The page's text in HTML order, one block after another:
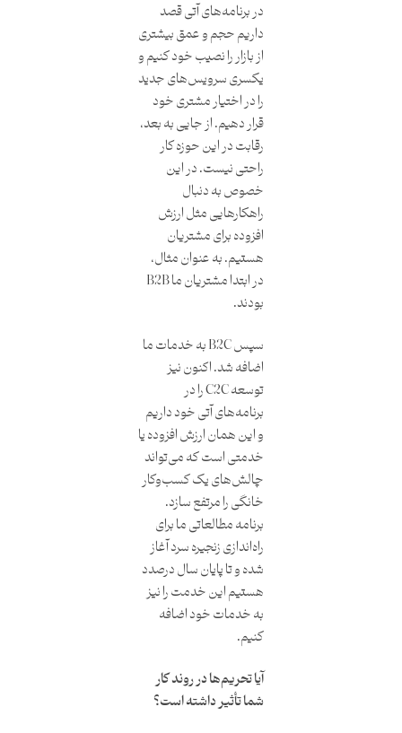
در برنامه‌های آتی قصد
داریم حجم و عمق بیشتری
از بازار را نصیب خود کنیم و
یکسری سرویس‌های جدید
را در اختیار مشتری خود
قرار دهیم. از جایی به بعد،
رقابت در این حوزه کار
راحتی نیست. در این
خصوص به دنبال
راهکارهایی مثل ارزش
افزوده برای مشتریان
هستیم. به عنوان مثال،
در ابتدا مشتریان ما B2B
بودند.
سپس B2C به خدمات ما
اضافه شد. اکنون نیز
توسعه C2C را در
برنامه‌های آتی خود داریم
و این همان ارزش افزوده یا
خدمتی است که می‌تواند
چالش‌های یک کسب‌و‌کار
خانگی را مرتفع سازد.
برنامه مطالعاتی ما برای
راه‌اندازی زنجیره سرد آغاز
شده و تا پایان سال درصدد
هستیم این خدمت را نیز
به خدمات خود اضافه
کنیم.
آیا تحریم‌ها در روند کار
شما تأثیر داشته است؟